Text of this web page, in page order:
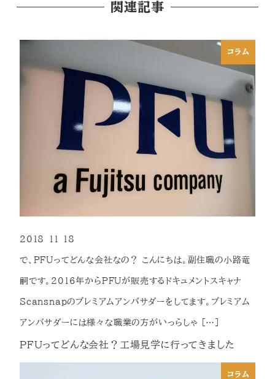
関連記事
コラム
PFUってどんな会社？工場見学に行ってきました
で、PFUってどんな会社なの？ こんにちは。副住職の小路竜
嗣です。2016年からPFUが販売するドキュメントスキャナ
Scansnapのプレミアムアンバサダーをしてます。プレミアム
アンバサダーには様々な職業の方がいっらしゃ […]
2018-11-18
コラム